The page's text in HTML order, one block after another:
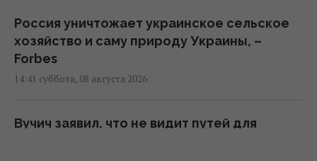
Россия уничтожает украинское сельское
хозяйство и саму природу Украины, –
Forbes
14:41 суббота, 08 августа 2026
Вучич заявил, что не видит путей для